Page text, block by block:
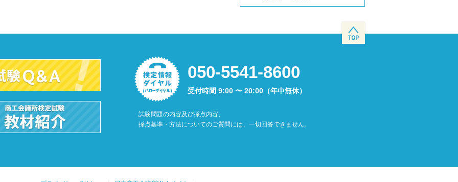
050-5541-8600
受付時間 9:00 〜 20:00（年中無休）
試験問題の内容及び採点内容、
採点基準・方法についてのご質問には、一切回答できません。